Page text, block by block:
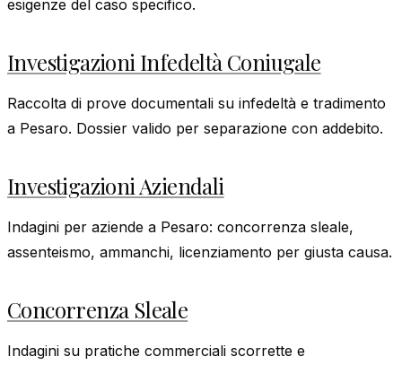
esigenze del caso specifico.
Investigazioni Infedeltà Coniugale
Raccolta di prove documentali su infedeltà e tradimento
a Pesaro. Dossier valido per separazione con addebito.
Investigazioni Aziendali
Indagini per aziende a Pesaro: concorrenza sleale,
assenteismo, ammanchi, licenziamento per giusta causa.
Concorrenza Sleale
Indagini su pratiche commerciali scorrette e